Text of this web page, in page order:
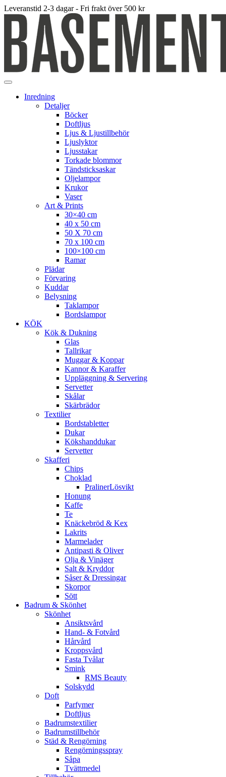
Leveranstid 2-3 dagar - Fri frakt över 500 kr
Inredning
Detaljer
Böcker
Doftljus
Ljus & Ljustillbehör
Ljuslyktor
Ljusstakar
Torkade blommor
Tändsticksaskar
Oljelampor
Krukor
Vaser
Art & Prints
30×40 cm
40 x 50 cm
50 X 70 cm
70 x 100 cm
100×100 cm
Ramar
Plädar
Förvaring
Kuddar
Belysning
Taklampor
Bordslampor
KÖK
Kök & Dukning
Glas
Tallrikar
Muggar & Koppar
Kannor & Karaffer
Uppläggning & Servering
Servetter
Skålar
Skärbrädor
Textilier
Bordstabletter
Dukar
Kökshanddukar
Servetter
Skafferi
Chips
Choklad
PralinerLösvikt
Honung
Kaffe
Te
Knäckebröd & Kex
Lakrits
Marmelader
Antipasti & Oliver
Olja & Vinäger
Salt & Kryddor
Såser & Dressingar
Skorpor
Sött
Badrum & Skönhet
Skönhet
Ansiktsvård
Hand- & Fotvård
Hårvård
Kroppsvård
Fasta Tvålar
Smink
RMS Beauty
Solskydd
Doft
Parfymer
Doftljus
Badrumstextilier
Badrumstillbehör
Städ & Rengörning
Rengörningsspray
Såpa
Tvättmedel